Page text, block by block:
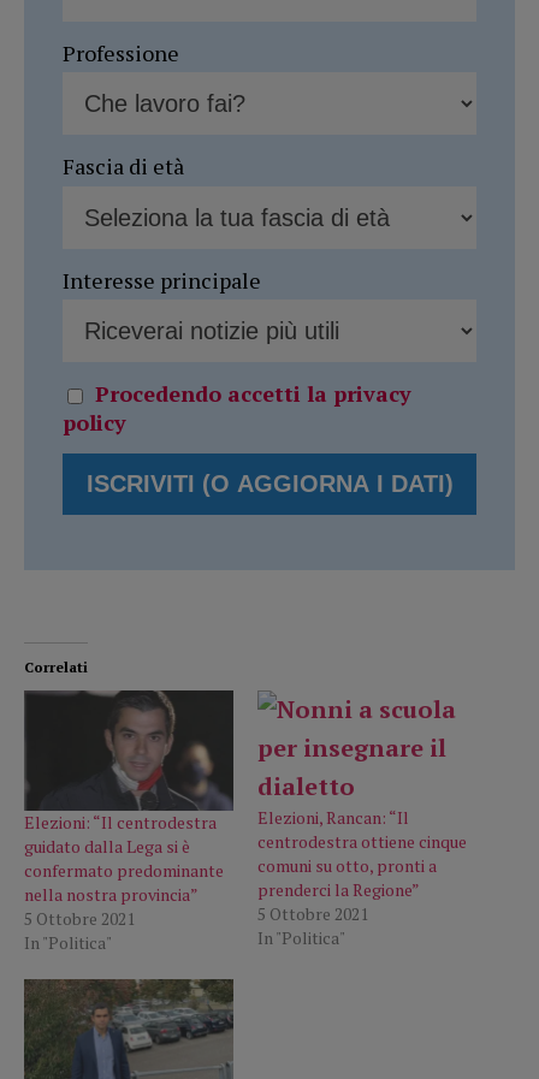
Professione
Fascia di età
Interesse principale
Procedendo accetti la privacy
policy
Correlati
Elezioni: “Il centrodestra
guidato dalla Lega si è
confermato predominante
nella nostra provincia”
5 Ottobre 2021
In "Politica"
Elezioni, Rancan: “Il
centrodestra ottiene cinque
comuni su otto, pronti a
prenderci la Regione”
5 Ottobre 2021
In "Politica"